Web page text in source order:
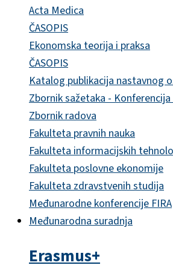
Acta Medica
ČASOPIS
Ekonomska teorija i praksa
ČASOPIS
Katalog publikacija nastavnog
Zbornik sažetaka -
Zbornik radova
Fakulteta pravnih nauka
Fakulteta informacijskih
Fakulteta poslovne ekonomije
Fakulteta zdravstvenih studija
Međunarodne konferencije FIRA
Međunarodna suradnja
Erasmus+